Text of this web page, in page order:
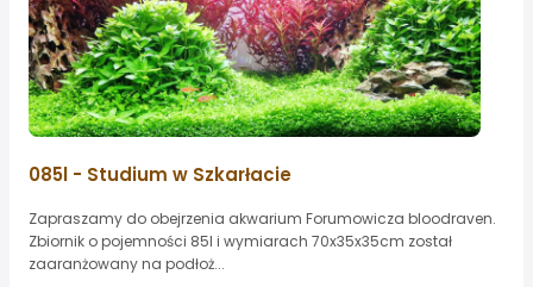
085l - Studium w Szkarłacie
Zapraszamy do obejrzenia akwarium Forumowicza bloodraven.
Zbiornik o pojemności 85l i wymiarach 70x35x35cm został
zaaranżowany na podłoż...